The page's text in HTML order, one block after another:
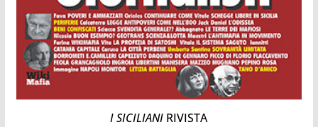
I SICILIANI RIVISTA